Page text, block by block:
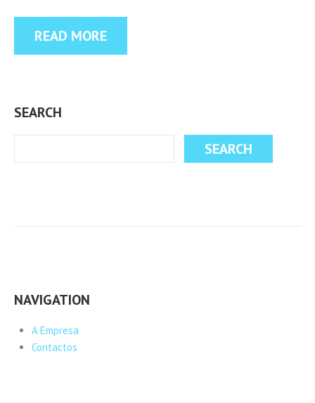
READ MORE
SEARCH
NAVIGATION
A Empresa
Contactos